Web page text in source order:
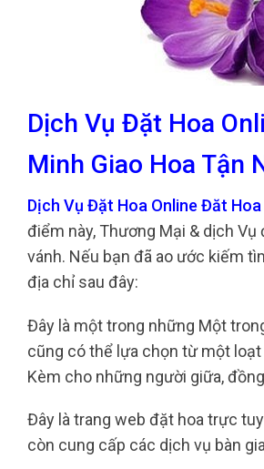
Dịch Vụ Đặt Hoa
Minh Giao Hoa Tận
Dịch Vụ Đặt Hoa Online Đăt
điểm này, Thương Mại & dịch
vánh. Nếu bạn đã ao ước kiếm
địa chỉ sau đây:
Đây là một trong những Một
cũng có thể lựa chọn từ một
Kèm cho những người giữa,
Đây là trang web đặt hoa trực
còn cung cấp các dịch vụ bàn